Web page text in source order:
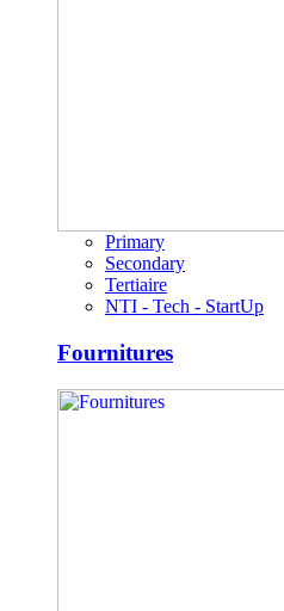
Primary
Secondary
Tertiaire
NTI - Tech - StartUp
Fournitures